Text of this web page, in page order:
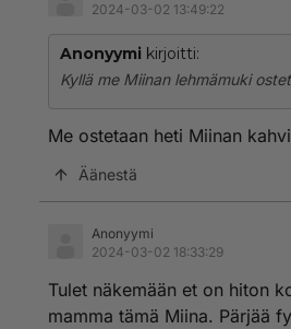
2024-03-02 13:49:22
Anonyymi kirjoitti:
Kyllä me Miinan lehmämuki
Me ostetaan heti Miinan
Äänestä
Anonyymi
2024-03-02 18:33:29
Tulet näkemään et on hiton
mamma tämä Miina. Pärjää